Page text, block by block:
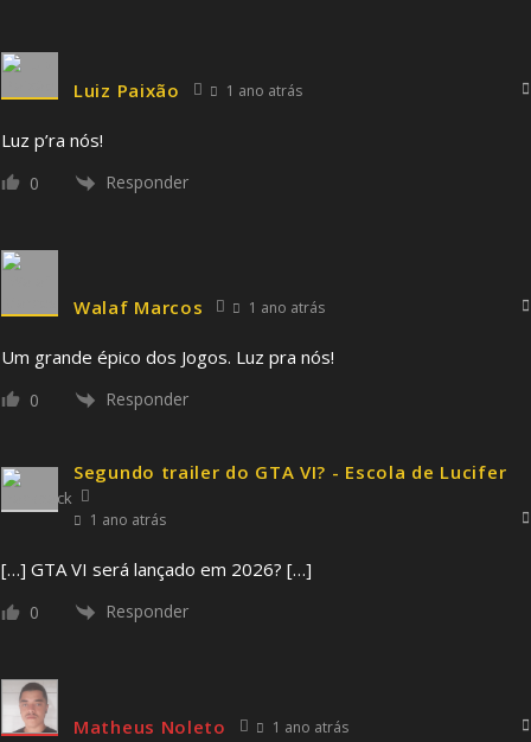
Luiz Paixão 1 ano atrás
Luz p’ra nós!
0 Responder
Walaf Marcos 1 ano atrás
Um grande épico dos Jogos. Luz pra nós!
0 Responder
Segundo trailer do GTA VI? - Escola de Lucifer
1 ano atrás
[…] GTA VI será lançado em 2026? […]
0 Responder
Matheus Noleto 1 ano atrás